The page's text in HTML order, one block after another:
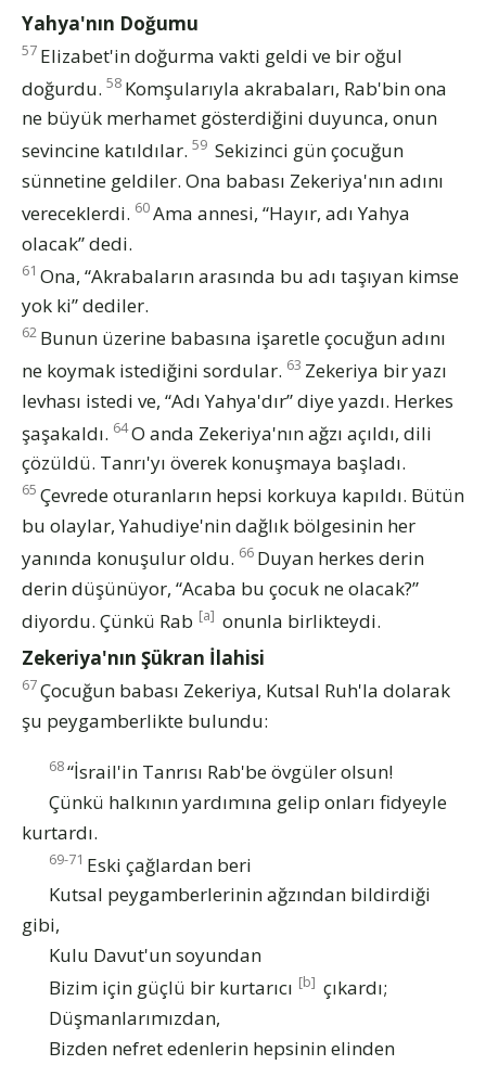
Yahya'nın Doğumu
57 Elizabet'in doğurma vakti geldi ve bir oğul
doğurdu. 58 Komşularıyla akrabaları, Rab'bin ona
ne büyük merhamet gösterdiğini duyunca, onun
sevincine katıldılar. 59 Sekizinci gün çocuğun
sünnetine geldiler. Ona babası Zekeriya'nın adını
vereceklerdi. 60Ama annesi, “Hayır, adı Yahya
olacak” dedi.
61 Ona, “Akrabaların arasında bu adı taşıyan kimse
yok ki” dediler.
62 Bunun üzerine babasına işaretle çocuğun adını
ne koymak istediğini sordular. 63 Zekeriya bir yazı
levhası istedi ve, “Adı Yahya'dır” diye yazdı. Herkes
şaşakaldı. 64O anda Zekeriya'nın ağzı açıldı, dili
çözüldü. Tanrı'yı överek konuşmaya başladı.
65 Çevrede oturanların hepsi korkuya kapıldı. Bütün
bu olaylar, Yahudiye'nin dağlık bölgesinin her
yanında konuşulur oldu. 66 Duyan herkes derin
derin düşünüyor, “Acaba bu çocuk ne olacak?”
diyordu. Çünkü Rab [a] onunla birlikteydi.
Zekeriya'nın Şükran İlahisi
67Çocuğun babası Zekeriya, Kutsal Ruh'la dolarak
şu peygamberlikte bulundu:
68“İsrail'in Tanrısı Rab'be övgüler olsun!
Çünkü halkının yardımına gelip onları fidyeyle
kurtardı.
69-71 Eski çağlardan beri
Kutsal peygamberlerinin ağzından bildirdiği
gibi,
Kulu Davut'un soyundan
Bizim için güçlü bir kurtarıcı [b] çıkardı;
Düşmanlarımızdan,
Bizden nefret edenlerin hepsinin elinden